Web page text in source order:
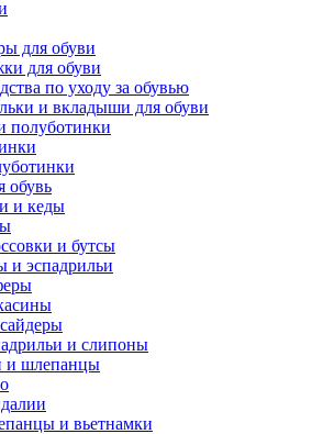
для обуви
для обуви
по уходу за обувью
и вкладыши для обуви
полуботинки
обувь
и кеды
и бутсы
и эспадрильи
и слипоны
и шлепанцы
и вьетнамки